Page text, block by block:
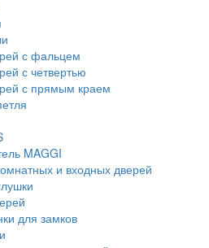
с фальцем
с четвертью
с прямым краем
MAGGI
и входных дверей
для замков